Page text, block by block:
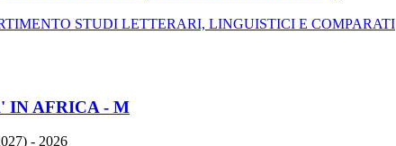
STUDI LETTERARI, LINGUISTICI E COMPARATI
IN AFRICA - M
- 2026